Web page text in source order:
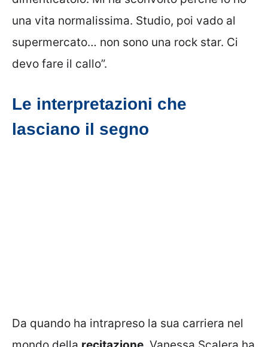
una vita normalissima. Studio, poi vado al
supermercato… non sono una rock star. Ci
devo fare il callo”.
Le interpretazioni che
lasciano il segno
Da quando ha intrapreso la sua carriera nel